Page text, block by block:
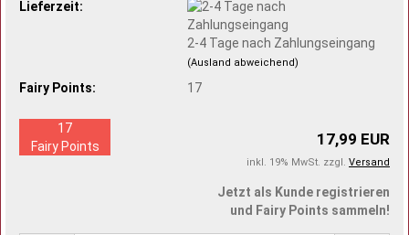
Lieferzeit:
2-4 Tage nach Zahlungseingang
(Ausland abweichend)
Fairy Points: 17
17,99 EUR
inkl. 19% MwSt. zzgl. Versand
17
Fairy Points
Jetzt als Kunde registrieren
und Fairy Points sammeln!